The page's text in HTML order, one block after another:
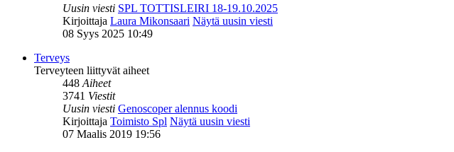
Uusin viesti SPL TOTTISLEIRI 18-19.10.2025
Kirjoittaja Laura Mikonsaari Näytä uusin viesti
08 Syys 2025 10:49
Terveys
Terveyteen liittyvät aiheet
448Aiheet
3741 Viestit
Uusin viesti Genoscoper alennus koodi
Kirjoittaja Toimisto Spl Näytä uusin viesti
07 Maalis 2019 19:56